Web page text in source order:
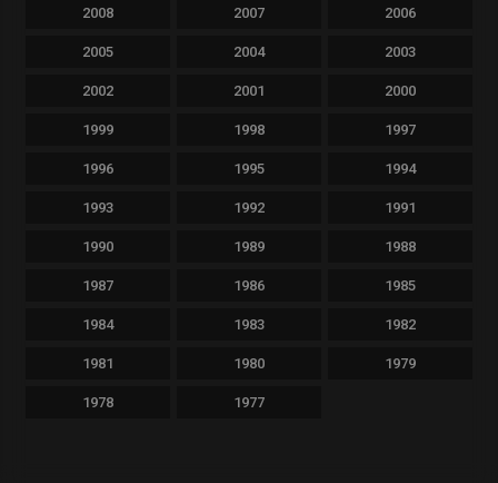
2008 2007 2006
2005 2004 2003
2002 2001 2000
1999 1998 1997
1996 1995 1994
1993 1992 1991
1990 1989 1988
1987 1986 1985
1984 1983 1982
1981 1980 1979
1978 1977